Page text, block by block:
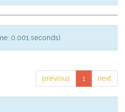
0.001 seconds).
previous 1 next